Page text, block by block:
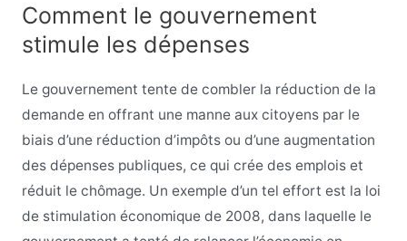
Comment le gouvernement
stimule les dépenses
Le gouvernement tente de combler la réduction de la
demande en offrant une manne aux citoyens par le
biais d’une réduction d’impôts ou d’une augmentation
des dépenses publiques, ce qui crée des emplois et
réduit le chômage. Un exemple d’un tel effort est la loi
de stimulation économique de 2008, dans laquelle le